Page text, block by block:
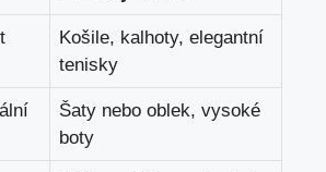
Košile, kalhoty, elegantní
tenisky
Šaty nebo oblek, vysoké
boty